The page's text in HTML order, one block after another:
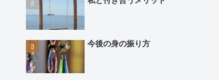
今後の身の振り方